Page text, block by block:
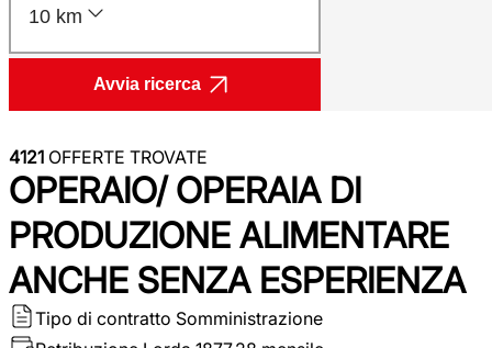
10 km
Avvia ricerca
4121 OFFERTE TROVATE
OPERAIO/ OPERAIA DI
PRODUZIONE ALIMENTARE
ANCHE SENZA ESPERIENZA
Tipo di contratto Somministrazione